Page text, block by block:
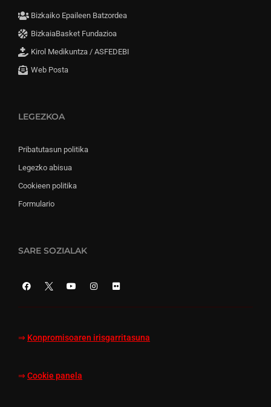
Bizkaiko Epaileen Batzordea
BizkaiaBasket Fundazioa
Kirol Medikuntza / ASFEDEBI
Web Posta
LEGEZKOA
Pribatutasun politika
Legezko abisua
Cookieen politika
Formulario
SARE SOZIALAK
⇒ Konpromisoaren irisgarritasuna
⇒ Cookie panela